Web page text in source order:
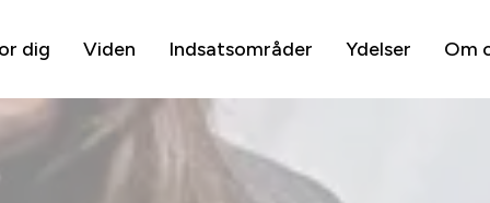
dig Viden Indsatsområder Ydelser Om